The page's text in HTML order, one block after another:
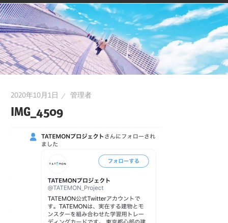
と
き
ど
き
お
～
2020年10月1日 管理者
IMG_4509